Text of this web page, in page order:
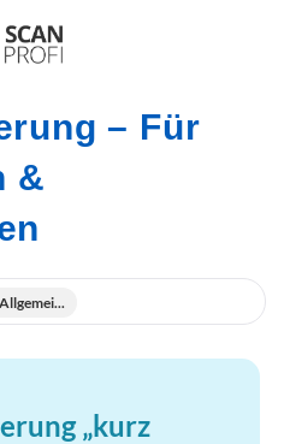
– Für
&
„kurz